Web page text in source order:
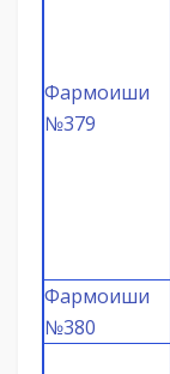
Фармоиши
№379
Фармоиши
№380